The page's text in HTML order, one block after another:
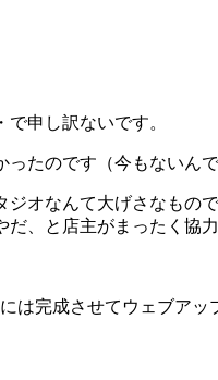
申し訳ないです。
たのです（今もないんで
オなんて大げさなもの
、と店主がまったく協
完成させてウェブアッ